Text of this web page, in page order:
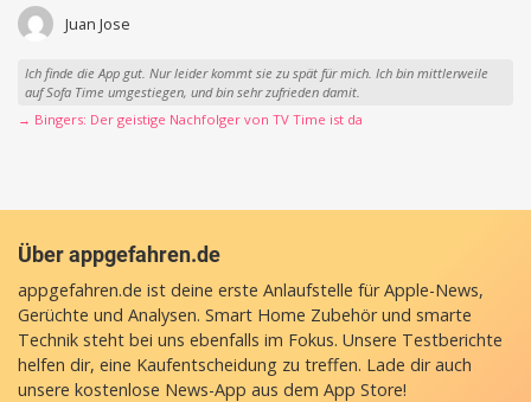
Juan Jose
Ich finde die App gut. Nur leider kommt sie zu spät für mich. Ich bin mittlerweile
auf Sofa Time umgestiegen, und bin sehr zufrieden damit.
→ Bingers: Der geistige Nachfolger von TV Time ist da
Über appgefahren.de
appgefahren.de ist deine erste Anlaufstelle für Apple-News,
Gerüchte und Analysen. Smart Home Zubehör und smarte
Technik steht bei uns ebenfalls im Fokus. Unsere Testberichte
helfen dir, eine Kaufentscheidung zu treffen. Lade dir auch
unsere kostenlose News-App aus dem App Store!